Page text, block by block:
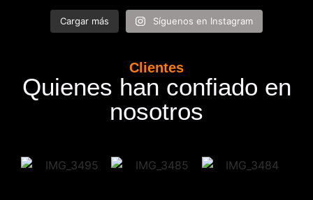
Cargar más Síguenos en Instagram
Clientes
Quienes han confiado en
nosotros